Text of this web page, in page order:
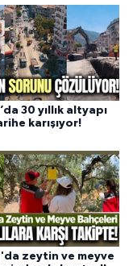
30 yıllık altyapı
karışıyor!
zeytin ve meyve